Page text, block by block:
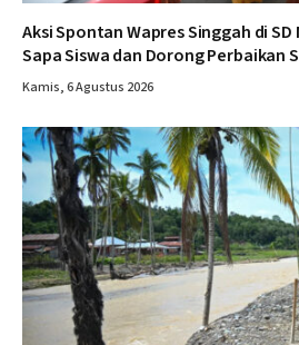
Aksi Spontan Wapres Singgah di
Sapa Siswa dan Dorong Perbaikan
Kamis, 6 Agustus 2026